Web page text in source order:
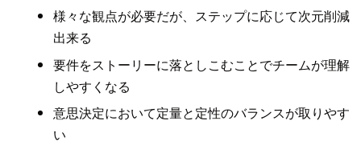
様々な観点が必要だが、ステップに応じて次元削減
出来る
要件をストーリーに落としこむことでチームが理解
しやすくなる
意思決定において定量と定性のバランスが取りやす
い